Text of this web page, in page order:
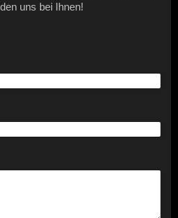
uns bei Ihnen!